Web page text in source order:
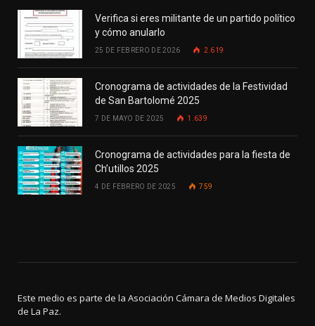
Verifica si eres militante de un partido político
y cómo anularlo
25 DE FEBRERO DE 2026 2.619
Cronograma de actividades de la Festividad
de San Bartolomé 2025
7 DE MAYO DE 2025 1.639
Cronograma de actividades para la fiesta de
Ch’utillos 2025
4 DE FEBRERO DE 2025 759
Este medio es parte de la Asociación Cámara de Medios Digitales
de La Paz.